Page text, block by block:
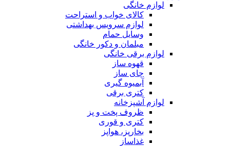
لوازم خانگی
کالای خواب و استراحت
لوازم سرویس بهداشتی
وسایل حمام
مبلمان و دکور خانگی
لوازم برقی خانگی
قهوه ساز
چای ساز
آبمیوه گیری
کتری برقی
لوازم آشپزخانه
ظروف پخت و پز
کتری و قوری
بخارپز، هواپز
غذاساز